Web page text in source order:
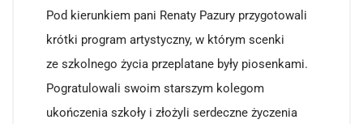
Pod kierunkiem pani Renaty Pazury przygotowali
krótki program artystyczny, w którym scenki
ze szkolnego życia przeplatane były piosenkami.
Pogratulowali swoim starszym kolegom
ukończenia szkoły i złożyli serdeczne życzenia